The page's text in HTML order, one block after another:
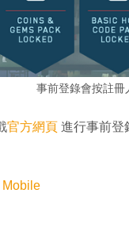
事前登錄會按註冊
官方網頁 進行事前登
Mobile